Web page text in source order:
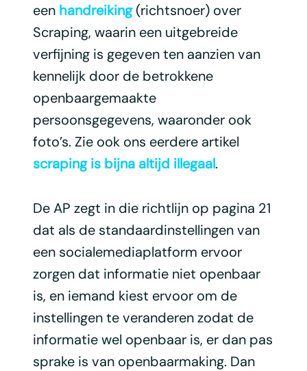
een handreiking(richtsnoer) over
Scraping, waarin een uitgebreide
verfijning is gegeven ten aanzien van
kennelijk door de betrokkene
openbaargemaakte
persoonsgegevens, waaronder ook
foto’s. Zie ook ons eerdere artikel
scraping is bijna altijd illegaal.
De AP zegt in die richtlijn op pagina 21
dat als de standaardinstellingen van
een socialemediaplatform ervoor
zorgen dat informatie niet openbaar
is, en iemand kiest ervoor om de
instellingen te veranderen zodat de
informatie wel openbaar is, er dan pas
sprake is van openbaarmaking. Dan